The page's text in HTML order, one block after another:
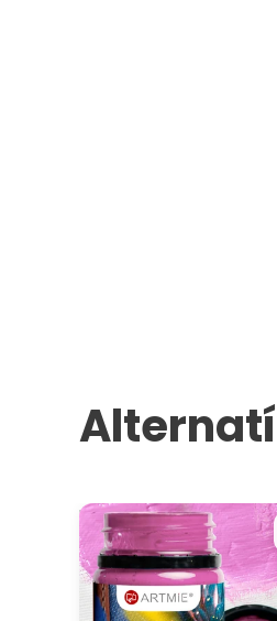
Farby na textil a kožu
Cacadu 50 ml